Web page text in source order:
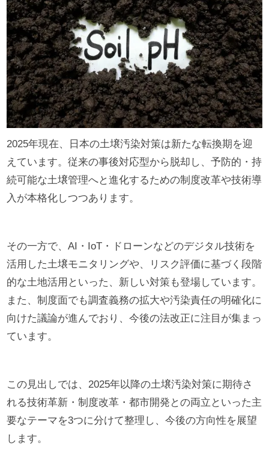
2025年現在、日本の土壌汚染対策は新たな転換期を迎
えています。従来の事後対応型から脱却し、予防的・持
続可能な土壌管理へと進化するための制度改革や技術導
入が本格化しつつあります。
その一方で、AI・IoT・ドローンなどのデジタル技術を
活用した土壌モニタリングや、リスク評価に基づく段階
的な土地活用といった、新しい対策も登場しています。
また、制度面でも調査義務の拡大や汚染責任の明確化に
向けた議論が進んでおり、今後の法改正に注目が集まっ
ています。
この見出しでは、2025年以降の土壌汚染対策に期待さ
れる技術革新・制度改革・都市開発との両立といった主
要なテーマを3つに分けて整理し、今後の方向性を展望
します。